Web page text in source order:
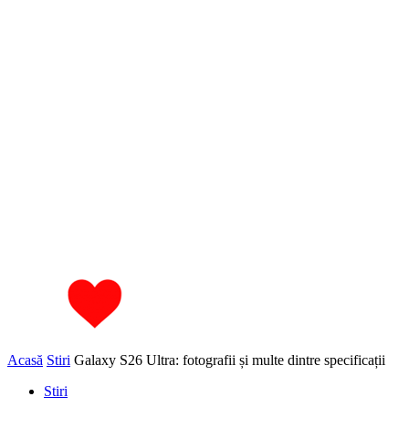
Acasă Stiri Galaxy S26 Ultra: fotografii și multe dintre specificații
Stiri